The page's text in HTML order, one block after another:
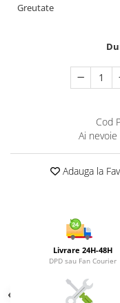
Utilaje agricole
Granulatoare furaje
Mori cereale
Semanatori manuale
Mașini hidraulice de
Greutate
Cod
Ai
Adauga la
Livrare 24H-48H
DPD sau Fan Courier